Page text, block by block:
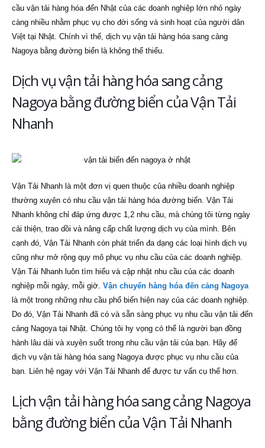
cầu vận tải hàng hóa đến Nhật của các doanh nghiệp lớn nhỏ ngày
càng nhiều nhằm phục vụ cho đời sống và sinh hoạt của người dân
Việt tại Nhật. Chính vì thế, dịch vụ vận tải hàng hóa sang cảng
Nagoya bằng đường biển là không thể thiếu.
Dịch vụ vận tải hàng hóa sang cảng
Nagoya bằng đường biển của Vận Tải
Nhanh
Vận Tải Nhanh là một đơn vị quen thuộc của nhiều doanh nghiệp
thường xuyên có nhu cầu vận tải hàng hóa đường biển. Vận Tải
Nhanh không chỉ đáp ứng được 1,2 nhu cầu, mà chúng tôi từng ngày
cải thiện, trao dồi và nâng cấp chất lượng dịch vụ của mình. Bên
cạnh đó, Vận Tải Nhanh còn phát triển đa dạng các loại hình dịch vụ
cũng như mở rộng quy mô phục vụ nhu cầu của các doanh nghiệp.
Vận Tải Nhanh luôn tìm hiểu và cập nhật nhu cầu của các doanh
nghiệp mỗi ngày, mỗi giờ. Vận chuyển hàng hóa đến cảng Nagoya
là một trong những nhu cầu phổ biến hiện nay của các doanh nghiệp.
Do đó, Vận Tải Nhanh đã có và sẵn sàng phục vụ nhu cầu vận tải đến
cảng Nagoya tại Nhật. Chúng tôi hy vọng có thể là người bạn đồng
hành lâu dài và xuyên suốt trong nhu cầu vận tải của bạn. Hãy để
dịch vụ vận tải hàng hóa sang Nagoya được phục vụ nhu cầu của
bạn. Liên hệ ngay với Vận Tải Nhanh để được tư vấn cụ thể hơn.
Lịch vận tải hàng hóa sang cảng Nagoya
bằng đường biển của Vận Tải Nhanh